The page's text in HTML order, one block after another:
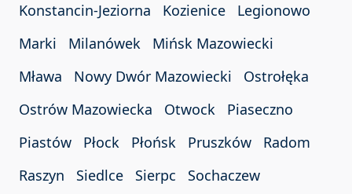
Konstancin-Jeziorna
Kozienice
Legionowo
Marki
Milanówek
Mińsk Mazowiecki
Mława
Nowy Dwór Mazowiecki
Ostrołęka
Ostrów Mazowiecka
Otwock
Piaseczno
Piastów
Płock Płońsk Pruszków
Radom
Raszyn
Siedlce Sierpc
Sochaczew